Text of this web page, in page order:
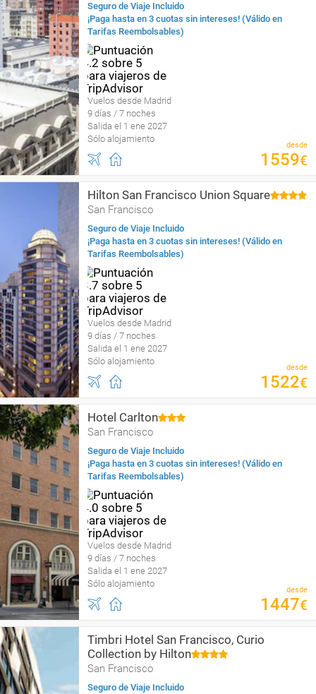
Seguro de Viaje Incluido
¡Paga hasta en 3 cuotas sin intereses! (Válido en
Tarifas Reembolsables)
Vuelos desde Madrid
9 días / 7 noches
Salida el 1 ene 2027
Sólo alojamiento
desde
1559€
Hilton San Francisco Union Square
San Francisco
Seguro de Viaje Incluido
¡Paga hasta en 3 cuotas sin intereses! (Válido en
Tarifas Reembolsables)
Vuelos desde Madrid
9 días / 7 noches
Salida el 1 ene 2027
Sólo alojamiento
desde
1522€
Hotel Carlton
San Francisco
Seguro de Viaje Incluido
¡Paga hasta en 3 cuotas sin intereses! (Válido en
Tarifas Reembolsables)
Vuelos desde Madrid
9 días / 7 noches
Salida el 1 ene 2027
Sólo alojamiento
desde
1447€
Timbri Hotel San Francisco, Curio
Collection by Hilton
San Francisco
Seguro de Viaje Incluido